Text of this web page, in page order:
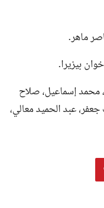
ماهر.
بيزيرا.
محمد إسماعيل، صلاح
عبد الحميد معالي،